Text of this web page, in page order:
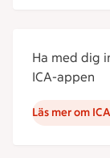
Ha med dig
ICA-appen
Läs mer om